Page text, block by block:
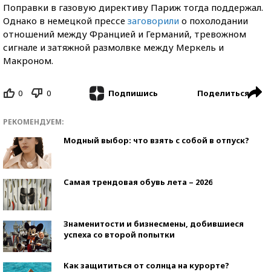
Поправки в газовую директиву Париж тогда поддержал.
Однако в немецкой прессе заговорили о похолодании
отношений между Францией и Германий, тревожном
сигнале и затяжной размолвке между Меркель и
Макроном.
0 0 Подпишись Поделиться
РЕКОМЕНДУЕМ:
Модный выбор: что взять с собой в отпуск?
Самая трендовая обувь лета – 2026
Знаменитости и бизнесмены, добившиеся
успеха со второй попытки
Как защититься от солнца на курорте?